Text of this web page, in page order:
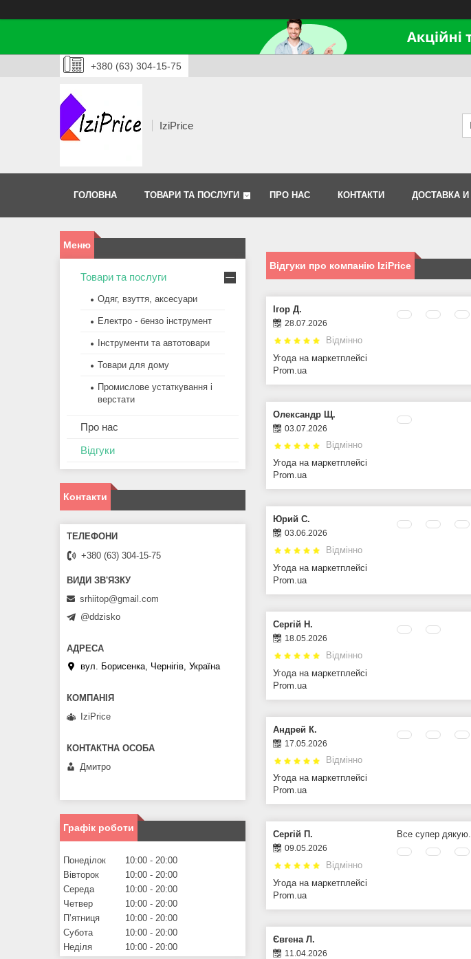
+380 (63) 304-15-75
IziPrice
ГОЛОВНА ТОВАРИ ТА ПОСЛУГИ ПРО НАС КОНТАКТИ ДОСТАВКА И
Відгуки про компанію IziPrice
Ігор Д.
28.07.2026
Відмінно
Угода на маркетплейсі
Prom.ua
Олександр Щ.
03.07.2026
Відмінно
Угода на маркетплейсі
Prom.ua
Юрий С.
03.06.2026
Відмінно
Угода на маркетплейсі
Prom.ua
Сергій Н.
18.05.2026
Відмінно
Угода на маркетплейсі
Prom.ua
Андрей К.
17.05.2026
Відмінно
Угода на маркетплейсі
Prom.ua
Сергій П.
09.05.2026
Відмінно
Угода на маркетплейсі
Prom.ua
Все супер дякую.
Євгена Л.
11.04.2026
Товари та послуги
Одяг, взуття, аксесуари
Електро - бензо інструмент
Інструменти та автотовари
Товари для дому
Промислове устаткування і
верстати
Про нас
Відгуки
Контакти
+380 (63) 304-15-75
srhiitop@gmail.com
@ddzisko
вул. Борисенка, Чернігів, Україна
IziPrice
Дмитро
Графік роботи
Понеділок 10:00
20:00
Вівторок
10:00
20:00
Середа
10:00
20:00
Четвер
10:00
20:00
Пʼятниця
10:00
20:00
Субота
10:00
20:00
Неділя
10:00 20:00